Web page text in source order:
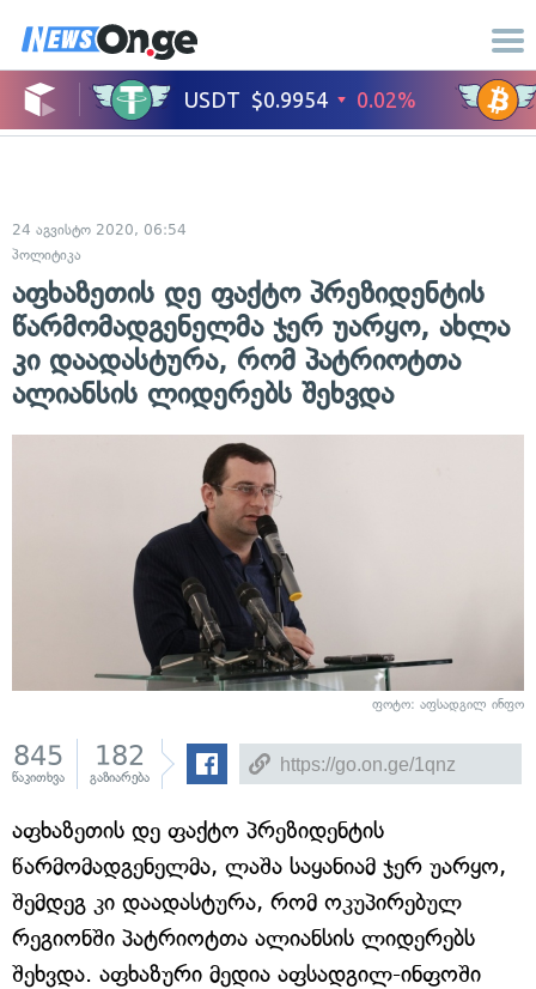
24 აგვისტო 2020, 06:54
პოლიტიკა
აფხაზეთის დე ფაქტო პრეზიდენტის
წარმომადგენელმა ჯერ უარყო, ახლა
კი დაადასტურა, რომ პატრიოტთა
ალიანსის ლიდერებს შეხვდა
ფოტო: აფსადგილ ინფო
845
წაკითხვა
182
გაზიარება
აფხაზეთის დე ფაქტო პრეზიდენტის
წარმომადგენელმა, ლაშა საყანიამ ჯერ უარყო,
შემდეგ კი დაადასტურა, რომ ოკუპირებულ
რეგიონში პატრიოტთა ალიანსის ლიდერებს
შეხვდა. აფხაზური მედია აფსადგილ-ინფოში